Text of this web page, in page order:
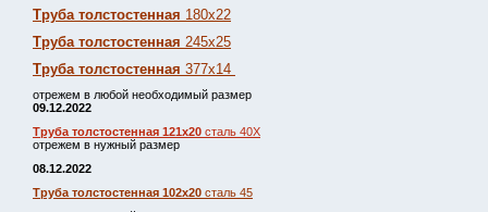
Труба толстостенная 180х22
Труба толстостенная 245х25
Труба толстостенная 377х14
отрежем в любой необходимый размер
09.12.2022
Труба толстостенная 121х20 сталь 40Х
отрежем в нужный размер
08.12.2022
Труба толстостенная 102х20 сталь 45